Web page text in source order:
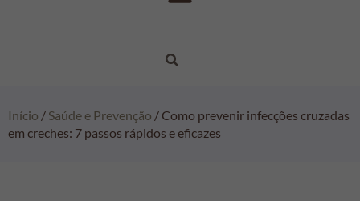
Início / Saúde e Prevenção / Como prevenir infecções cruzadas
em creches: 7 passos rápidos e eficazes